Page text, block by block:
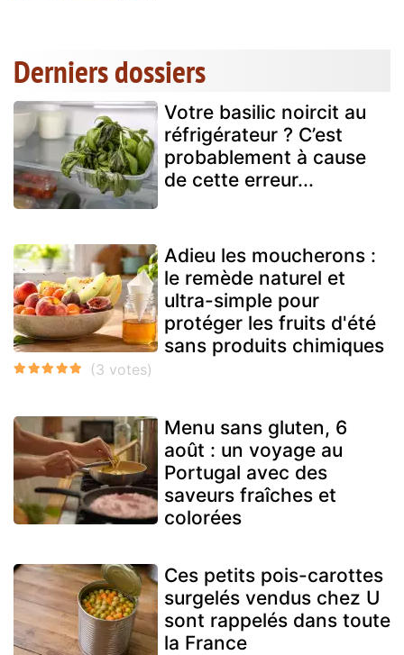
Derniers dossiers
Votre basilic noircit au
réfrigérateur ? C’est
probablement à cause
de cette erreur...
Adieu les moucherons :
le remède naturel et
ultra-simple pour
protéger les fruits d'été
sans produits chimiques
Menu sans gluten, 6
août : un voyage au
Portugal avec des
saveurs fraîches et
colorées
Ces petits pois-carottes
surgelés vendus chez U
sont rappelés dans toute
la France